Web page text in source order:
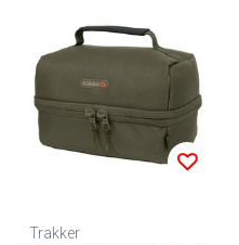
Trakker